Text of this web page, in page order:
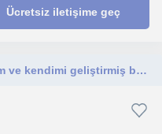
Ücretsiz iletişime geç
Biyolojinin tüm alt dallarına hâkim ve kendimi geliştirmiş biriyim. Konuları hem teorik hem de uygulamalı olarak iyi anlatabilirim